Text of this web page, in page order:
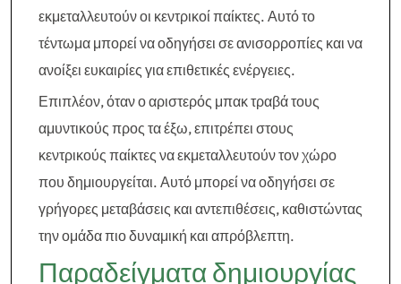
εκμεταλλευτούν οι κεντρικοί παίκτες. Αυτό το
τέντωμα μπορεί να οδηγήσει σε ανισορροπίες και να
ανοίξει ευκαιρίες για επιθετικές ενέργειες.
Επιπλέον, όταν ο αριστερός μπακ τραβά τους
αμυντικούς προς τα έξω, επιτρέπει στους
κεντρικούς παίκτες να εκμεταλλευτούν τον χώρο
που δημιουργείται. Αυτό μπορεί να οδηγήσει σε
γρήγορες μεταβάσεις και αντεπιθέσεις, καθιστώντας
την ομάδα πιο δυναμική και απρόβλεπτη.
Παραδείγματα δημιουργίας